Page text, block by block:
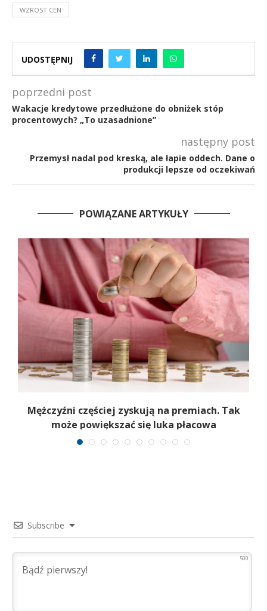
WZROST CEN
UDOSTĘPNIJ
poprzedni post
Wakacje kredytowe przedłużone do obniżek stóp
procentowych? „To uzasadnione”
następny post
Przemysł nadal pod kreską, ale łapie oddech. Dane o
produkcji lepsze od oczekiwań
POWIĄZANE ARTYKUŁY
Mężczyźni częściej zyskują na premiach. Tak
może powiększać się luka płacowa
Subscribe
500